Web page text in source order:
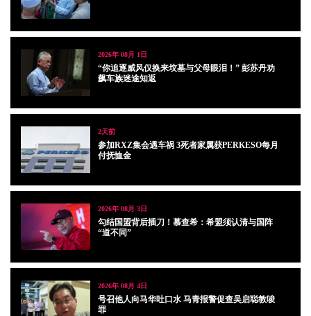
2026年 08月 1日
“你追逐威风仅换来坟墓与父母眼泪！” 彭苏丹劝
飙车族迷途知返
2天前
参加RXZ集会遇车祸 3死者家属获PERKESO每月
付抚恤金
2026年 08月 3日
勾结国盟背后插刀！慕查希：希盟须认清与国阵
“道不同”
2026年 08月 4日
号召他人向马华吐口水 马青报警促查吴启聪教唆
罪